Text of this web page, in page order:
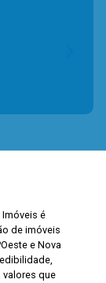
é
de imóveis
e Nova
valores que